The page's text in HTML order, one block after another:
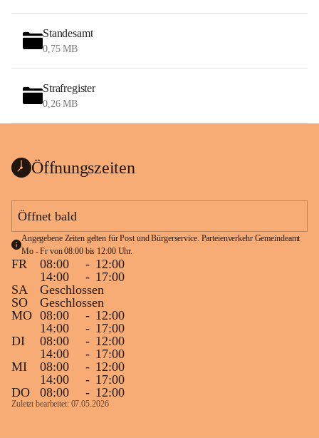
Standesamt
0,75 MB
Strafregister
0,26 MB
Öffnungszeiten
Öffnet bald
Angegebene Zeiten gelten für Post und Bürgerservice. Parteienverkehr Gemeindeamt
Mo - Fr von 08:00 bis 12:00 Uhr.
FR 08:00 - 12:00
14:00
- 17:00
SA
Geschlossen
SO
Geschlossen
MO 08:00 - 12:00
14:00
- 17:00
DI
08:00 - 12:00
14:00
- 17:00
MI
08:00 - 12:00
14:00
- 17:00
DO
08:00 - 12:00
Zuletzt bearbeitet: 07.05.2026